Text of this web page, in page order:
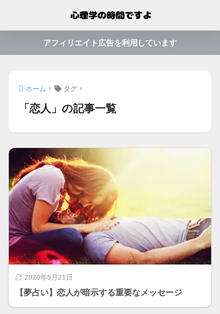
アフィリエイト広告を利用しています
ホーム タグ
「恋人」の記事一覧
2020年5月21日
【夢占い】恋人が暗示する重要なメッセージ